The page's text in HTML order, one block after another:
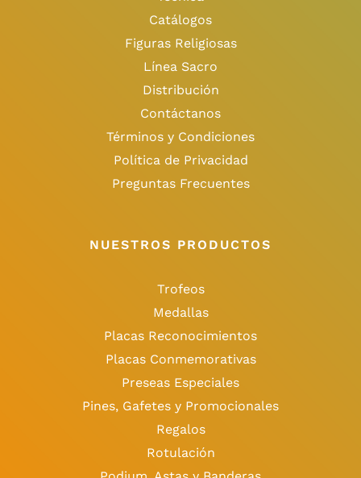
Catálogos
Figuras Religiosas
Línea Sacro
Distribución
Contáctanos
Términos y Condiciones
Política de Privacidad
Preguntas Frecuentes
NUESTROS PRODUCTOS
Trofeos
Medallas
Placas Reconocimientos
Placas Conmemorativas
Preseas Especiales
Pines, Gafetes y Promocionales
Regalos
Rotulación